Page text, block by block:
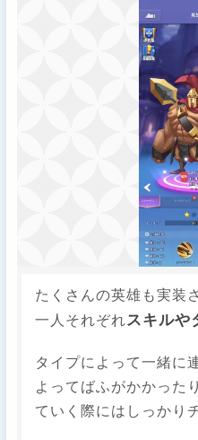
たくさんの英雄も実装
一人それぞれスキルや
タイプによって一緒に
よってばふがかかった
ていく際にはしっかり